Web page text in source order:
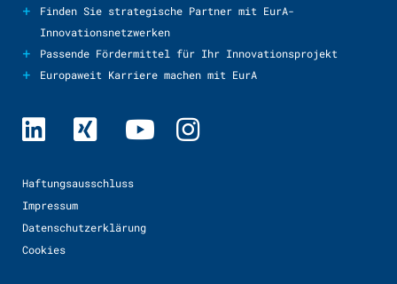
+
Finden Sie strategische Partner mit EurA-
Innovationsnetzwerken
+ Passende Fördermittel für Ihr Innovationsprojekt
+ Europaweit Karriere machen mit EurA
Haftungsausschluss
Impressum
Datenschutzerklärung
Cookies